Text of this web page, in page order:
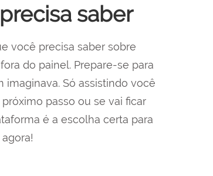
saber
você precisa saber sobre
do painel. Prepare-se para
Só assistindo você
passo ou se vai ficar
é a escolha certa para